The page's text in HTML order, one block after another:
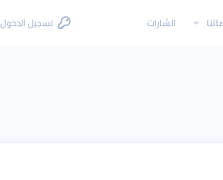
الشارات تسجيل الدخول